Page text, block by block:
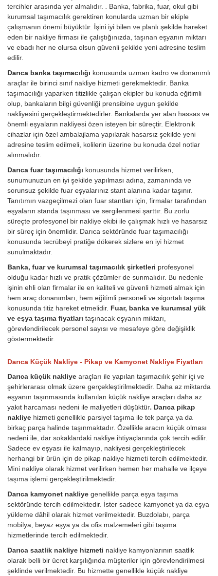
tercihler arasında yer almalıdır. . Banka, fabrika, fuar, okul gibi
kurumsal taşımacılık gerektiren konularda uzman bir ekiple
çalışmanın önemi büyüktür. İşini iyi bilen ve planlı şekilde hareket
eden bir nakliye firması ile çalıştığınızda, taşınan eşyanın miktarı
ve ebadı her ne olursa olsun güvenli şekilde yeni adresine teslim
edilir.
Darıca banka taşımacılığı konusunda uzman kadro ve donanımlı
araçlar ile birinci sınıf nakliye hizmeti gerekmektedir. Banka
taşımacılığı yaparken titizlikle çalışan ekipler bu konuda eğitimli
olup, bankaların bilgi güvenliği prensibine uygun şekilde
nakliyesini gerçekleştirmektedirler. Bankalarda yer alan hassas ve
önemli eşyaların nakliyesi özen isteyen bir süreçtir. Elektronik
cihazlar için özel ambalajlama yapılarak hasarsız şekilde yeni
adresine teslim edilmeli, kolilerin üzerine bu konuda özel notlar
alınmalıdır.
Darıca fuar taşımacılığı konusunda hizmet verilirken,
sunumunuzun en iyi şekilde yapılması adına, zamanında ve
sorunsuz şekilde fuar eşyalarınız stant alanına kadar taşınır.
Tanıtımın vazgeçilmezi olan fuar stantları için, firmalar tarafından
eşyaların standa taşınması ve sergilenmesi şarttır. Bu zorlu
süreçte profesyonel bir nakliye ekibi ile çalışmak hızlı ve hasarsız
bir süreç için önemlidir. Darıca sektöründe fuar taşımacılığı
konusunda tecrübeyi pratiğe dökerek sizlere en iyi hizmet
sunulmaktadır.
Banka, fuar ve kurumsal taşımacılık şirketleri profesyonel
olduğu kadar hızlı ve pratik çözümler de sunmalıdır. Bu nedenle
işinin ehli olan firmalar ile en kaliteli ve güvenli hizmeti almak için
hem araç donanımları, hem eğitimli personeli ve sigortalı taşıma
konusunda titiz hareket etmelidir. Fuar, banka ve kurumsal yük
ve eşya taşıma fiyatları taşınacak eşyanın miktarı,
görevlendirilecek personel sayısı ve mesafeye göre değişiklik
göstermektedir.
Darıca Küçük Nakliye - Pikap ve Kamyonet Nakliye Fiyatları
Darıca küçük nakliye araçları ile yapılan taşımacılık şehir içi ve
şehirlerarası olmak üzere gerçekleştirilmektedir. Daha az miktarda
eşyanın taşınmasında kullanılan küçük nakliye araçları daha az
yakıt harcaması nedeni ile maliyetleri düşüktür. Darıca pikap
nakliye hizmeti genellikle parsiyel taşıma ile tek parça ya da
birkaç parça halinde taşınmaktadır. Özellikle aracın küçük olması
nedeni ile, dar sokaklardaki nakliye ihtiyaçlarında çok tercih edilir.
Sadece ev eşyası ile kalmayıp, nakliyesi gerçekleştirilecek
herhangi bir ürün için de pikap nakliye hizmeti tercih edilmektedir.
Mini nakliye olarak hizmet verilirken hemen her mahalle ve ilçeye
taşıma işlemi gerçekleştirilmektedir.
Darıca kamyonet nakliye genellikle parça eşya taşıma
sektöründe tercih edilmektedir. İster sadece kamyonet ya da eşya
yükleme dâhil olarak hizmet verilmektedir. Buzdolabı, parça
mobilya, beyaz eşya ya da ofis malzemeleri gibi taşıma
hizmetlerinde tercih edilmektedir.
Darıca saatlik nakliye hizmeti nakliye kamyonlarının saatlik
olarak belli bir ücret karşılığında müşteriler için görevlendirilmesi
şeklinde verilmektedir. Bu hizmette genellikle küçük nakliye